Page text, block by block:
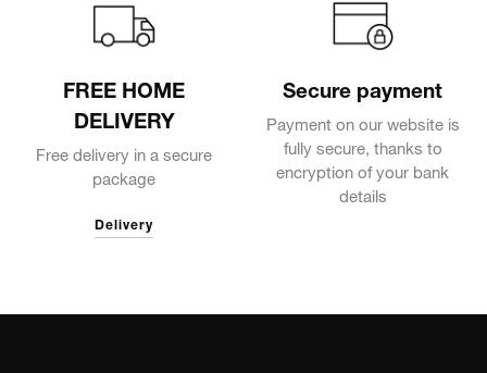
FREE HOME
DELIVERY
Free delivery in a secure
package
Delivery
Secure payment
Payment on our website is
fully secure, thanks to
encryption of your bank
details